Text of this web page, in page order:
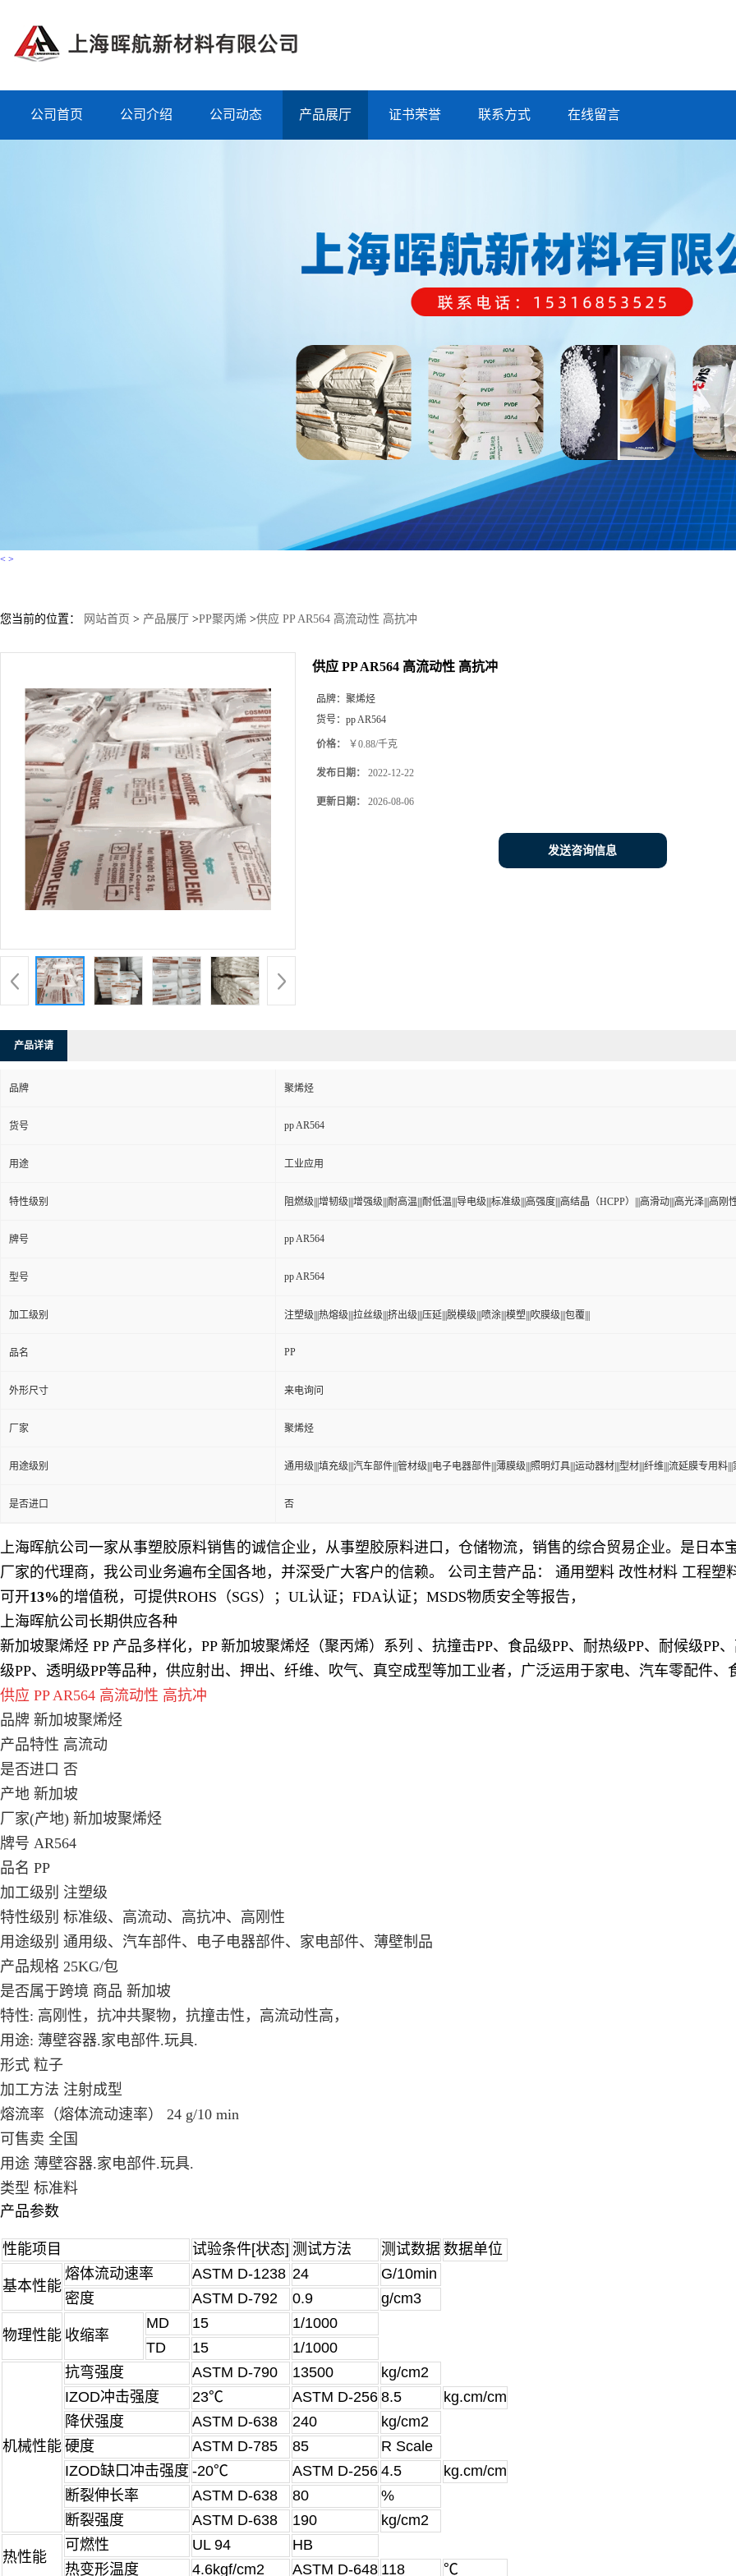
公司首页 公司介绍 公司动态 产品展厅 证书荣誉 联系方式 在线留言
< >
您当前的位置： 网站首页 > 产品展厅 >PP聚丙烯 >供应 PP AR564 高流动性 高抗冲
供应 PP AR564 高流动性 高抗冲
品牌： 聚烯烃
货号： pp AR564
价格： ￥0.88/千克
发布日期： 2022-12-22
更新日期： 2026-08-06
发送咨询信息
产品详请
品牌 聚烯烃
货号 pp AR564
用途 工业应用
特性级别 阻燃级|||增韧级|||增强级|||耐高温|||耐低温|||导电级|||标准级|||高强度|||高结晶（HCPP）|||高滑动|||高光泽|||高刚性
牌号 pp AR564
型号 pp AR564
加工级别 注塑级|||热熔级|||拉丝级|||挤出级|||压延|||脱模级|||喷涂|||模塑|||吹膜级|||包覆|||
品名 PP
外形尺寸 来电询问
厂家 聚烯烃
用途级别 通用级|||填充级|||汽车部件|||管材级|||电子电器部件|||薄膜级|||照明灯具|||运动器材|||型材|||纤维|||流延膜专用料|||
是否进口 否
上海晖航公司 一家从事塑胶原料销售的诚信企业，从事塑胶原料进口，仓储物流，销售的综合贸易企业。是日本
厂家的代理商，我公司业务遍布全国各地，并深受广大客户的信赖。 公司主营产品： 通用塑料 改性材料 工程塑
可开13%的增值税，可提供ROHS（SGS）；UL认证；FDA认证；MSDS物质安全等报告，
上海晖航公司长期供应各种
新加坡聚烯烃 PP 产品多样化，PP 新加坡聚烯烃（聚丙烯）系列 、抗撞击PP、食品级PP、耐热级PP、耐候级PP
级PP、透明级PP等品种，供应射出、押出、纤维、吹气、真空成型等加工业者，广泛运用于家电、汽车零配件、
供应 PP AR564 高流动性 高抗冲
品牌 新加坡聚烯烃
产品特性 高流动
是否进口 否
产地 新加坡
厂家(产地) 新加坡聚烯烃
牌号 AR564
品名 PP
加工级别 注塑级
特性级别 标准级、高流动、高抗冲、高刚性
用途级别 通用级、汽车部件、电子电器部件、家电部件、薄壁制品
产品规格 25KG/包
是否属于跨境 商品 新加坡
特性: 高刚性，抗冲共聚物，抗撞击性，高流动性高，
用途: 薄壁容器.家电部件.玩具.
形式 粒子
加工方法 注射成型
熔流率（熔体流动速率） 24 g/10 min
可售卖 全国
用途 薄壁容器.家电部件.玩具.
类型 标准料
产品参数
性能项目 试验条件[状态] 测试方法 测试数据 数据单位
基本性能
熔体流动速率 ASTM D-1238 24
G/10min
密度
ASTM D-792 0.9 g/cm3
物理性能 收缩率
MD 15
1/1000
TD
15 1/1000
机械性能
抗弯强度 ASTM D-790 13500
kg/cm2
IZOD冲击强度
23℃ ASTM D-256 8.5
kg.cm/cm
降伏强度
ASTM D-638 240
kg/cm2
硬度
ASTM D-785 85
R Scale
IZOD缺口冲击强度 -20℃ ASTM D-256 4.5
kg.cm/cm
断裂伸长率
ASTM D-638 80
%
断裂强度
ASTM D-638 190 kg/cm2
热性能
可燃性 UL 94
HB
热变形温度
4.6kgf/cm2 ASTM D-648 118 ℃